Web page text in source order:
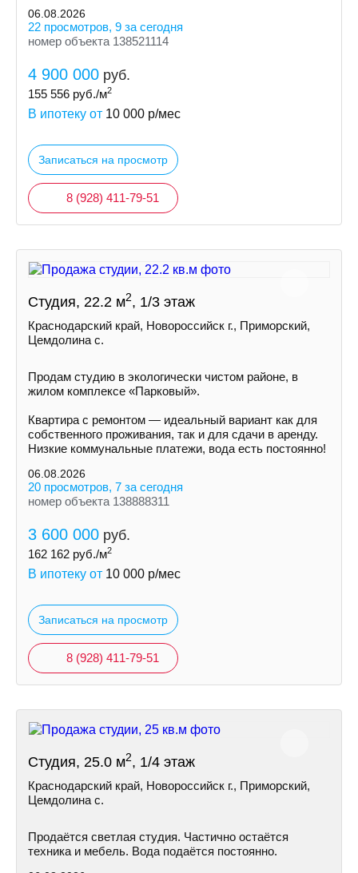
06.08.2026
22 просмотров, 9 за сегодня
номер объекта 138521114
4 900 000 руб.
155 556 руб./м2
В ипотеку от 10 000 р/мес
Записаться на просмотр
8 (928) 411-79-51
Студия, 22.2 м2, 1/3 этаж
Краснодарский край, Новороссийск г., Приморский,
Цемдолина с.
Продам студию в экологически чистом районе, в
жилом комплексе «Парковый».
Квартира с ремонтом — идеальный вариант как для
собственного проживания, так и для сдачи в аренду.
Низкие коммунальные платежи, вода есть постоянно!
06.08.2026
20 просмотров, 7 за сегодня
номер объекта 138888311
3 600 000 руб.
162 162 руб./м2
В ипотеку от 10 000 р/мес
Записаться на просмотр
8 (928) 411-79-51
Студия, 25.0 м2, 1/4 этаж
Краснодарский край, Новороссийск г., Приморский,
Цемдолина с.
Продаётся светлая студия. Частично остаётся
техника и мебель. Вода подаётся постоянно.